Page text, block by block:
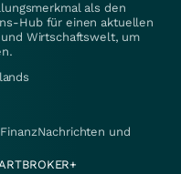
als den
Hub für einen aktuellen
Wirtschaftswelt, um
und